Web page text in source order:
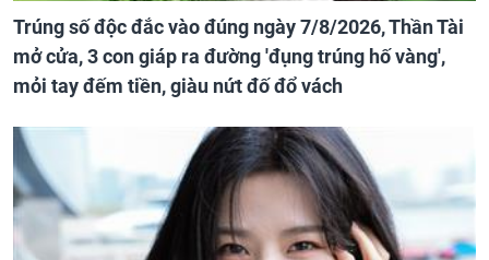
Trúng số độc đắc vào đúng ngày 7/8/2026, Thần Tài
mở cửa, 3 con giáp ra đường 'đụng trúng hố vàng',
mỏi tay đếm tiền, giàu nứt đố đổ vách